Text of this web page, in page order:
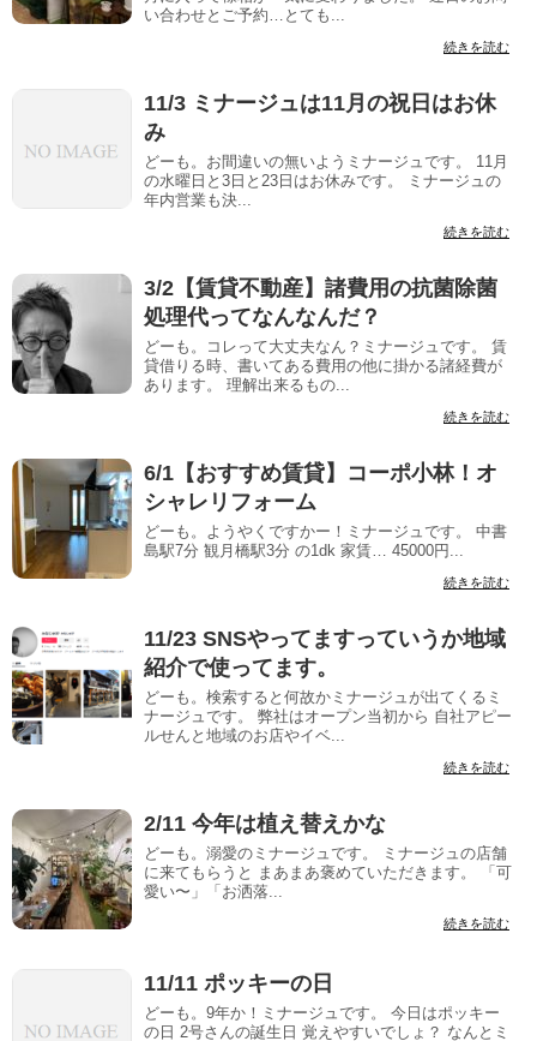
い合わせとご予約…とても...
続きを読む
11/3 ミナージュは11月の祝日はお休
み
どーも。お間違いの無いようミナージュです。 11月
の水曜日と3日と23日はお休みです。 ミナージュの
年内営業も決...
続きを読む
3/2【賃貸不動産】諸費用の抗菌除菌
処理代ってなんなんだ？
どーも。コレって大丈夫なん？ミナージュです。 賃
貸借りる時、書いてある費用の他に掛かる諸経費が
あります。 理解出来るもの...
続きを読む
6/1【おすすめ賃貸】コーポ小林！オ
シャレリフォーム
どーも。ようやくですかー！ミナージュです。 中書
島駅7分 観月橋駅3分 の1dk 家賃… 45000円...
続きを読む
11/23 SNSやってますっていうか地域
紹介で使ってます。
どーも。検索すると何故かミナージュが出てくるミ
ナージュです。 弊社はオープン当初から 自社アピー
ルせんと地域のお店やイベ...
続きを読む
2/11 今年は植え替えかな
どーも。溺愛のミナージュです。 ミナージュの店舗
に来てもらうと まあまあ褒めていただきます。 「可
愛い〜」「お洒落...
続きを読む
11/11 ポッキーの日
どーも。9年か！ミナージュです。 今日はポッキー
の日 2号さんの誕生日 覚えやすいでしょ？ なんとミ